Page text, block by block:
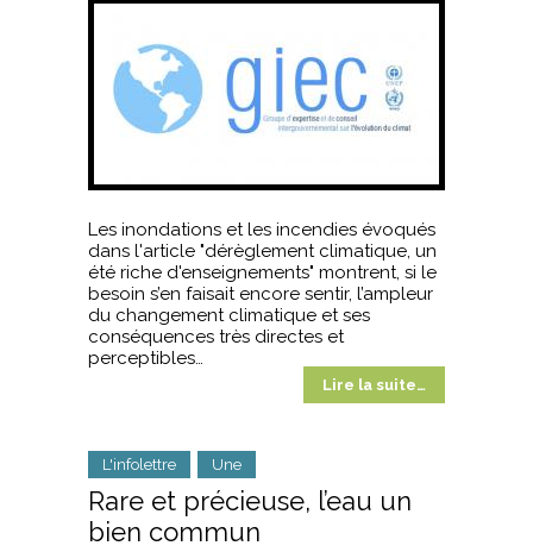
Les inondations et les incendies évoqués
dans l'article "dérèglement climatique, un
été riche d'enseignements" montrent, si le
besoin s’en faisait encore sentir, l’ampleur
du changement climatique et ses
conséquences très directes et
perceptibles…
Lire la suite…
L'infolettre Une
Rare et précieuse, l’eau un
bien commun